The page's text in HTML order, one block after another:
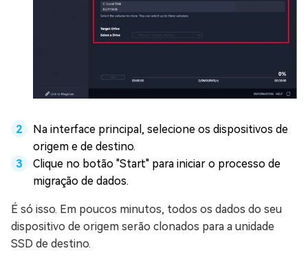
Na interface principal, selecione os dispositivos de
origem e de destino.
Clique no botão "Start" para iniciar o processo de
migração de dados.
É só isso. Em poucos minutos, todos os dados do seu
dispositivo de origem serão clonados para a unidade
SSD de destino.